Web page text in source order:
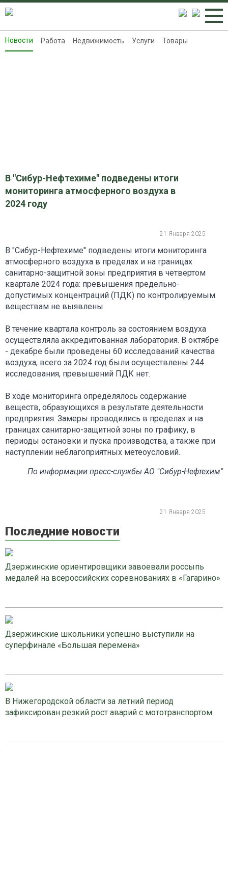
Новости
Новости Работа Недвижимость Услуги Товары
В "Сибур-Нефтехиме" подведены итоги
мониторинга атмосферного воздуха в
2024 году
21 Января 2025
В "Сибур-Нефтехиме" подведены итоги мониторинга
атмосферного воздуха в пределах и на границах
санитарно-защитной зоны предприятия в четвертом
квартале 2024 года: превышения предельно-
допустимых концентраций (ПДК) по контролируемым
веществам не выявлены.
В течение квартала контроль за состоянием воздуха
осуществляла аккредитованная лаборатория. В октябре
- декабре были проведены 60 исследований качества
воздуха, всего за 2024 год были осуществлены 244
исследования, превышений ПДК нет.
В ходе мониторинга определялось содержание
веществ, образующихся в результате деятельности
предприятия. Замеры проводились в пределах и на
границах санитарно-защитной зоны по графику, в
периоды остановки и пуска производства, а также при
наступлении неблагоприятных метеоусловий.
По информации пресс-службы АО "Сибур-Нефтехим"
21 Января 2025
Последние новости
Дзержинские ориентировщики завоевали россыпь
медалей на всероссийских соревнованиях в «Гагарино»
Дзержинские школьники успешно выступили на
суперфинале «Большая перемена»
В Нижегородской области за летний период
зафиксирован резкий рост аварий с мототранспортом